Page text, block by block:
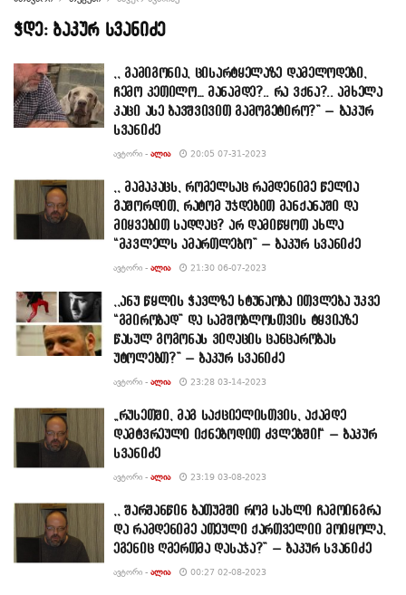
ჭდე: ბაკურ სვანიძე
,, გამიგონია, ცისარტყელაზე დამელოდები,
ჩემო კეთილო… მანამდე?.. რა ვქნა?.. ამხელა
კაცი ასე ბავშვივით გამოგეტირო?” – ბაკურ
სვანიძე
ᲐᲕᲢᲝᲠᲘ - ᲐᲚᲘᲐ 20:05 07-31-2023
,, მამაკაცს, რომელსაც რამდენიმე წელია
გაშორდით, რატომ უჯდებით მანქანაში და
მიყვებით სადღაც? არ დამიწყოთ ახლა
“მკვლელს ამართლებო” – ბაკურ სვანიძე
ᲐᲕᲢᲝᲠᲘ - ᲐᲚᲘᲐ 21:30 06-07-2023
,,ანუ წყლის ჭავლზე ხტუნაობა ითვლება უკვე
“გმირობად” და სამშობლოსთვის ტყვიაზე
წასულ გოგონას ვიღაცის ცანცარობას
უტოლებთ?” – ბაკურ სვანიძე
ᲐᲕᲢᲝᲠᲘ - ᲐᲚᲘᲐ 23:28 03-14-2023
„რუსეთში, მაგ საქციელისთვის, აქამდე
დამტვრეული იქნებოდით ძვლებში!“ – ბაკურ
სვანიძე
ᲐᲕᲢᲝᲠᲘ - ᲐᲚᲘᲐ 23:19 03-08-2023
,, შარშანწინ ბათუმში რომ სახლი ჩამოინგრა
და რამდენიმე ათეული ქართველიი მოიყოლა,
ეგენიც ღმერთმა დასაჯა?” – ბაკურ სვანიძე
ᲐᲕᲢᲝᲠᲘ - ᲐᲚᲘᲐ 00:27 02-08-2023